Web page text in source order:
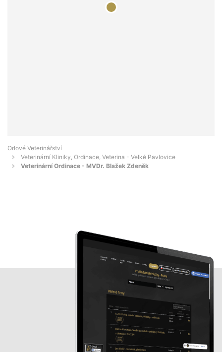
Orlové Veterinářství
Veterinární Kliniky, Ordinace, Veterina - Velké Pavlovice
Veterinární Ordinace - MVDr. Blažek Zdeněk